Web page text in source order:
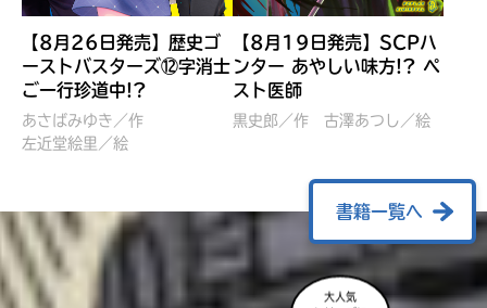
ぼくたちのマインクラフト
冒険記 エンチャント剣
VS暴走モブ
営委員会／協力
レッツゴー！まいぜんシス
ターズ とつぜん、王様に
佐久間さのすけ／絵
【8月26日発売】歴史ゴ
ーストバスターズ⑫字消士
ご一行珍道中!?
あさばみゆき／作
左近堂絵里／絵
【8月19日発売】SCPハ
ンター あやしい味方!? ペ
スト医師
黒史郎／作 古澤あつし／絵
書籍一覧へ
大人気